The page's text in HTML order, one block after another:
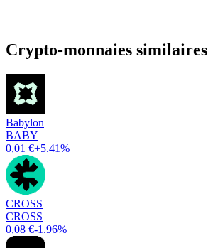
Crypto-monnaies similaires
Babylon
BABY
0,01 €+5.41%
CROSS
CROSS
0,08 €-1.96%